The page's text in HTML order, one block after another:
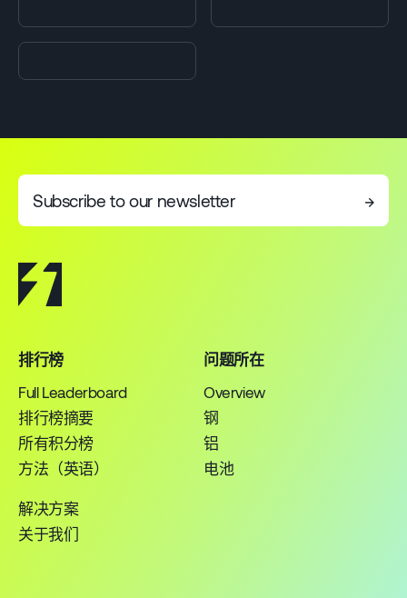
Subscribe to our newsletter →
排行榜
Full Leaderboard
排行榜摘要
所有积分榜
方法（英语）
问题所在
Overview
钢
铝
电池
解决方案
关于我们